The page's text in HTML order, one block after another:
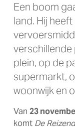
Een boom
land. Hij
verschillende
plein, op de
supermarkt,
woonwijk en
Van 23
komt De